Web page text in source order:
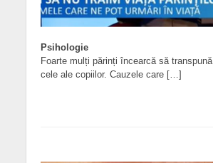
Psihologie
Foarte mulți părinți încearcă să
cele ale copiilor. Cauzele care […]